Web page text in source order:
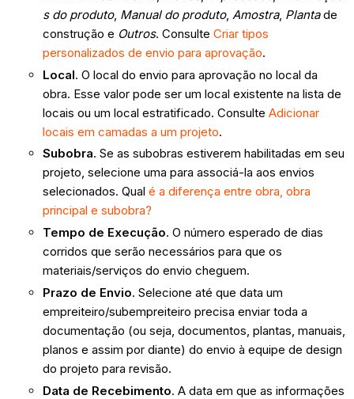
s do produto, Manual do produto, Amostra, Plantade
construção e Outros. Consulte Criar tipos
personalizados de envio para aprovação.
Local. O local do envio para aprovação no local da
obra. Esse valor pode ser um local existente na lista de
locais ou um local estratificado. Consulte Adicionar
locais em camadas a um projeto.
Subobra. Se as subobras estiverem habilitadas em seu
projeto, selecione uma para associá-la aos envios
selecionados. Qual é a diferença entre obra, obra
principal e subobra?
Tempo de Execução. O número esperado de dias
corridos que serão necessários para que os
materiais/serviços do envio cheguem.
Prazo de Envio. Selecione até que data um
empreiteiro/subempreiteiro precisa enviar toda a
documentação (ou seja, documentos, plantas, manuais,
planos e assim por diante) do envio à equipe de design
do projeto para revisão.
Data de Recebimento. A data em que as informações